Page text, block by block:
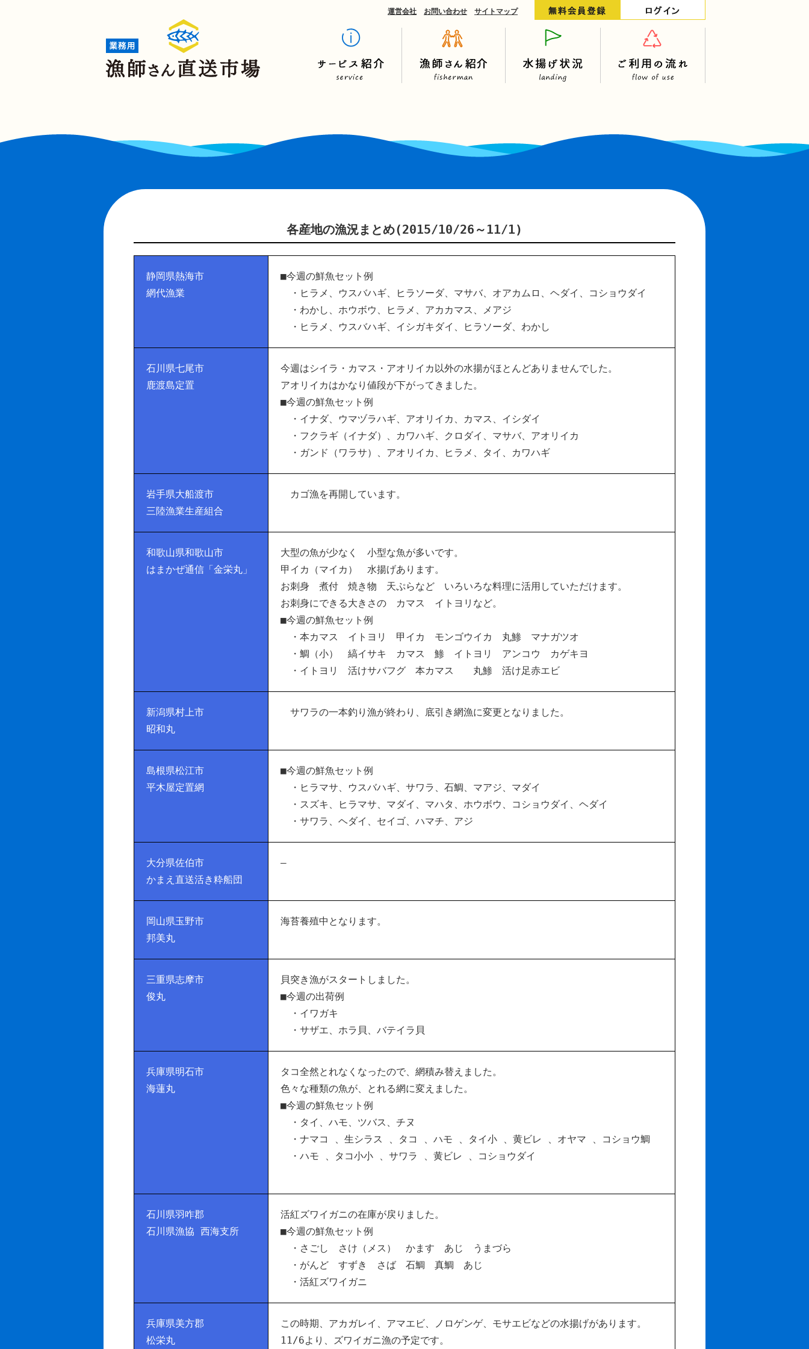
運営会社 お問い合わせ サイトマップ
各産地の漁況まとめ(2015/10/26～11/1)
静岡県熱海市
網代漁業
■今週の鮮魚セット例
・ヒラメ、ウスバハギ、ヒラソーダ、マサバ、オアカムロ、ヘダイ、コショウダイ
・わかし、ホウボウ、ヒラメ、アカカマス、メアジ
・ヒラメ、ウスバハギ、イシガキダイ、ヒラソーダ、わかし
石川県七尾市
鹿渡島定置
今週はシイラ・カマス・アオリイカ以外の水揚がほとんどありませんでした。
アオリイカはかなり値段が下がってきました。
■今週の鮮魚セット例
・イナダ、ウマヅラハギ、アオリイカ、カマス、イシダイ
・フクラギ（イナダ）、カワハギ、クロダイ、マサバ、アオリイカ
・ガンド（ワラサ）、アオリイカ、ヒラメ、タイ、カワハギ
岩手県大船渡市
三陸漁業生産組合
カゴ漁を再開しています。
和歌山県和歌山市
はまかぜ通信「金栄丸」
大型の魚が少なく 小型な魚が多いです。
甲イカ（マイカ） 水揚げあります。
お刺身 煮付 焼き物 天ぷらなど いろいろな料理に活用していただけます。
お刺身にできる大きさの カマス イトヨリなど。
■今週の鮮魚セット例
・本カマス イトヨリ 甲イカ モンゴウイカ 丸鯵 マナガツオ
・鯛（小） 縞イサキ カマス 鯵 イトヨリ アンコウ カゲキヨ
・イトヨリ 活けサバフグ 本カマス 丸鯵 活け足赤エビ
新潟県村上市
昭和丸
サワラの一本釣り漁が終わり、底引き網漁に変更となりました。
島根県松江市
平木屋定置網
■今週の鮮魚セット例
・ヒラマサ、ウスバハギ、サワラ、石鯛、マアジ、マダイ
・スズキ、ヒラマサ、マダイ、マハタ、ホウボウ、コショウダイ、ヘダイ
・サワラ、ヘダイ、セイゴ、ハマチ、アジ
大分県佐伯市
かまえ直送活き粋船団
–
岡山県玉野市
邦美丸
海苔養殖中となります。
三重県志摩市
俊丸
貝突き漁がスタートしました。
■今週の出荷例
・イワガキ
・サザエ、ホラ貝、バテイラ貝
兵庫県明石市
海蓮丸
タコ全然とれなくなったので、網積み替えました。
色々な種類の魚が、とれる網に変えました。
■今週の鮮魚セット例
・タイ、ハモ、ツバス、チヌ
・ナマコ 、生シラス 、タコ 、ハモ 、タイ小 、黄ビレ 、オヤマ 、コショウ鯛
・ハモ 、タコ小小 、サワラ 、黄ビレ 、コショウダイ
石川県羽咋郡
石川県漁協 西海支所
活紅ズワイガニの在庫が戻りました。
■今週の鮮魚セット例
・さごし さけ（メス） かます あじ うまづら
・がんど すずき さば 石鯛 真鯛 あじ
・活紅ズワイガニ
兵庫県美方郡
松栄丸
この時期、アカガレイ、アマエビ、ノロゲンゲ、モサエビなどの水揚げがあります。
11/6より、ズワイガニ漁の予定です。